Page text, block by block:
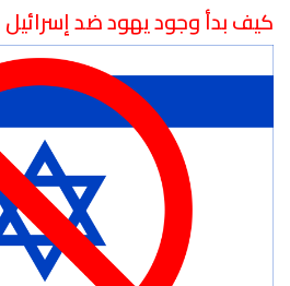
كيف بدأ وجود يهود ضد إسرائيل